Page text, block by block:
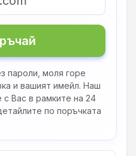
пароли, моля горе
и вашият имейл. Наш
Вас в рамките на 24
по поръчката